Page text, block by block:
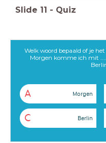
Slide 11 - Quiz
Welk woord bepaald of je
Morgen komme ich mit
A Morgen
C Berlin